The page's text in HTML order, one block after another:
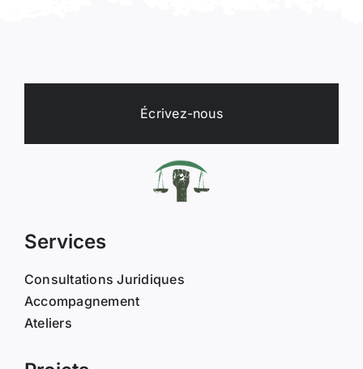
Écrivez-nous
Services
Consultations Juridiques
Accompagnement
Ateliers